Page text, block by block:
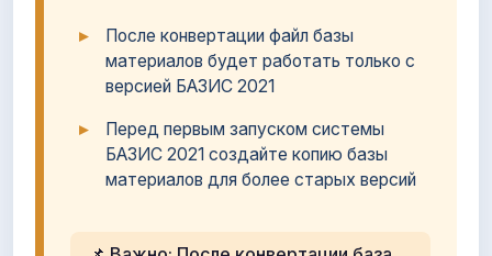
После конвертации файл базы
материалов будет работать только с
версией БАЗИС 2021
Перед первым запуском системы
БАЗИС 2021 создайте копию базы
материалов для более старых версий